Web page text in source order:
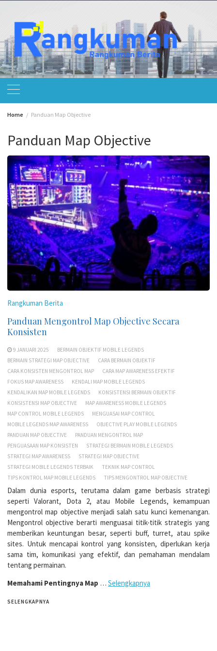
content
Home Panduan Map Objective
Panduan Map Objective
Rangkuman Berita
Panduan Mengontrol Map Objective Secara
Konsisten
9 JANUARI 2025
BERMAIN OBJEKTIF MOBILE LEGENDS
BERMAIN STRATEGI MAP OBJECTIVE
CARA BERMAIN OBJEKTIF
CARA KONSISTEN MENGONTROL MAP
CARA MAP AWARENESS EFEKTIF
FOKUS MAP AWARENESS
KENDALI MAP MOBILE LEGENDS
KENDALIKAN MAP MOBILE LEGENDS
KONSISTENSI BERMAIN OBJEKTIF
KONSISTENSI MAP OBJECTIVE
MAP AWARENESS MOBILE LEGENDS
MAP CONTROL MOBILE LEGENDS
MENGUASAI MAP CONTROL
MOBILE LEGENDS MAP AWARENESS
OBJECTIVE PLAY MOBILE LEGENDS
PANDUAN MAP OBJECTIVE
PANDUAN MENGONTROL MAP
PENGUASAAN MAP KONSISTEN
STRATEGI BERMAIN MOBILE LEGENDS
STRATEGI MAP AWARENESS
STRATEGI MAP OBJECTIVE
STRATEGI MOBILE LEGENDS TERBAIK
TEKNIK MAP CONTROL
TIPS KONTROL MAP MOBILE LEGENDS
TIPS MENGONTROL MAP OBJECTIVE
Dalam dunia esports, terutama dalam game berbasis strategi
seperti Valorant, Dota 2, atau Mobile Legends, kemampuan
mengontrol map objective menjadi salah satu kunci kemenangan.
Mengontrol objective berarti menguasai titik-titik strategis yang
memberikan keuntungan besar, seperti buff, turret, atau spike
sites. Untuk mencapai kontrol yang konsisten, diperlukan kerja
sama tim, komunikasi yang efektif, dan pemahaman mendalam
tentang permainan.
Memahami Pentingnya Map … Selengkapnya
SELENGKAPNYA